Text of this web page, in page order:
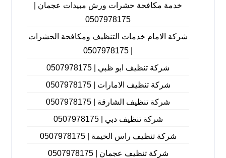
خدمة مكافحة حشرات ورش مبيدات عجمان |
0507978175
شركة الامام خدمات التنظيف ومكافحة الحشرات
شركة تنظيف ابو ظبي | 0507978175
شركة تنظيف الامارات | 0507978175
شركة تنظيف الشارقة | 0507978175
شركة تنظيف دبي | 0507978175
شركة تنظيف راس الخيمة | 0507978175
شركة تنظيف عجمان | 0507978175